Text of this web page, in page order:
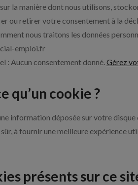
la manière dont nous utilisons,
ou retirer votre consentement à la
nous traitons les données
emploi.fr
: Aucun consentement donné.Gérez
qu’un cookie ?
information déposée sur votre
sûr, à fournir une meilleure expérience
présents sur ce